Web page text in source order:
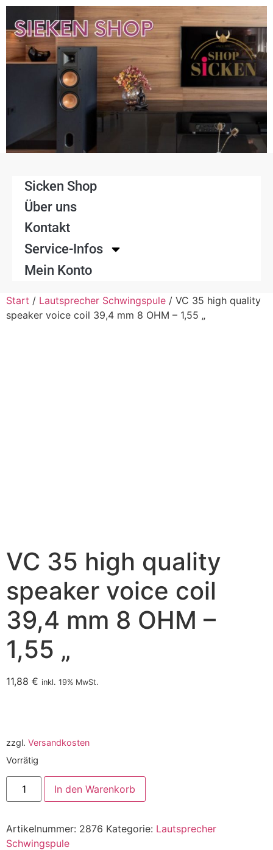
Sicken Shop
Über uns
Kontakt
Service-Infos
Mein Konto
Start / Lautsprecher Schwingspule / VC 35 high quality
speaker voice coil 39,4 mm 8 OHM – 1,55 „
VC 35 high quality
speaker voice coil
39,4 mm 8 OHM –
1,55 „
11,88 € inkl. 19% MwSt.
zzgl. Versandkosten
Vorrätig
In den Warenkorb
Artikelnummer: 2876 Kategorie: Lautsprecher
Schwingspule